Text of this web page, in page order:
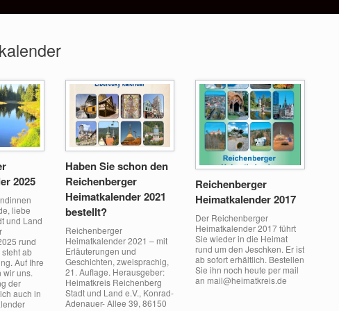
2025
liebe
und Land
rund
ab
Auf Ihre
wir uns.
der
auch in
Haben Sie schon den
Reichenberger
Heimatkalender 2021
bestellt?
Reichenberger
Heimatkalender 2021 – mit
Erläuterungen und
Geschichten, zweisprachig,
21. Auflage. Herausgeber:
Heimatkreis Reichenberg
Stadt und Land e.V., Konrad-
Adenauer- Allee 39, 86150
Reichenberger
Heimatkalender 2017
Der Reichenberger
Heimatkalender 2017 führt
Sie wieder in die Heimat
rund um den Jeschken. Er ist
ab sofort erhältlich. Bestellen
Sie ihn noch heute per mail
an mail@heimatkreis.de